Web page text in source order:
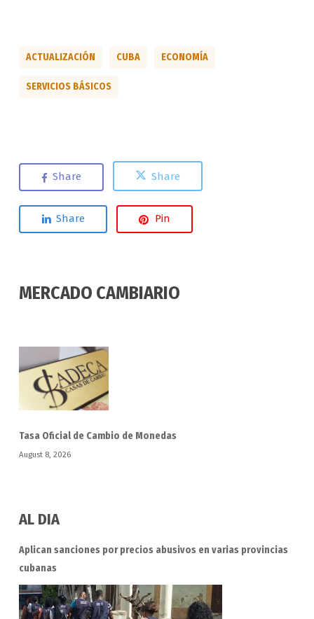
ACTUALIZACIÓN CUBA ECONOMÍA
SERVICIOS BÁSICOS
Share Share
Share Pin
MERCADO CAMBIARIO
Tasa Oficial de Cambio de Monedas
August 8, 2026
AL DIA
Aplican sanciones por precios abusivos en varias provincias
cubanas